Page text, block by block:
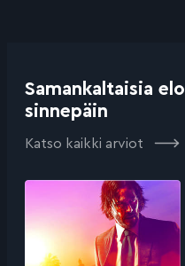
Samankaltaisia
sinnepäin
Katso kaikki arviot